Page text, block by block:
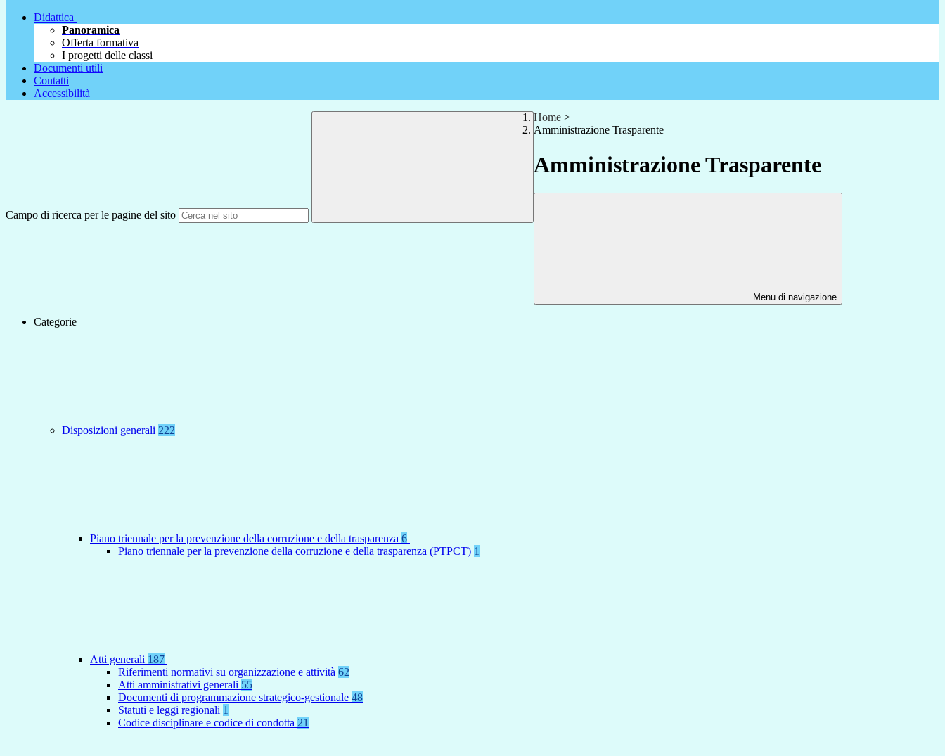
Didattica
Panoramica
Offerta formativa
I progetti delle classi
Documenti utili
Contatti
Accessibilità
Campo di ricerca per le pagine del sito
Home >
Amministrazione Trasparente
Amministrazione Trasparente
Menu di navigazione
Categorie
Disposizioni generali 222
Piano triennale per la prevenzione della corruzione e della trasparenza 6
Piano triennale per la prevenzione della corruzione e della trasparenza (PTPCT) 1
Atti generali 187
Riferimenti normativi su organizzazione e attività 62
Atti amministrativi generali 55
Documenti di programmazione strategico-gestionale 48
Statuti e leggi regionali 1
Codice disciplinare e codice di condotta 21